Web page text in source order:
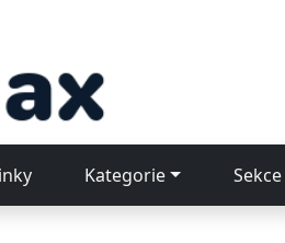
Kategorie Sekce